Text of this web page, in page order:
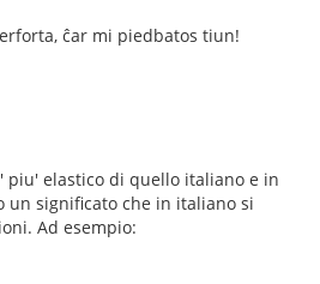
ĉar mi piedbatos tiun!
piu' elastico di quello italiano e in
un significato che in italiano si
Ad esempio: